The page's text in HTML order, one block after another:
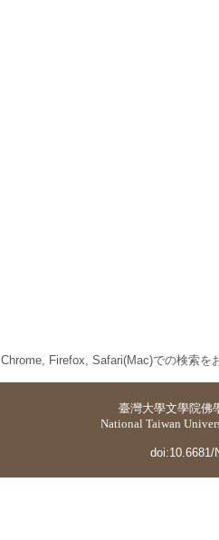
Chrome, Firefox, Safari(Mac)での検索を
臺灣大學文學院佛
National Taiwan
doi:10.6681/